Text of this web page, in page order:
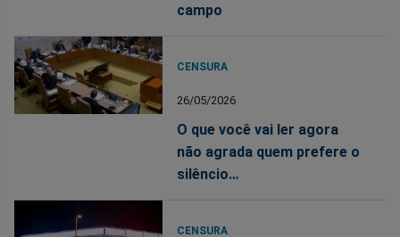
campo
CENSURA
26/05/2026
O que você vai ler agora
não agrada quem prefere o
silêncio…
CENSURA